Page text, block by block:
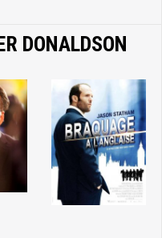
DONALDSON